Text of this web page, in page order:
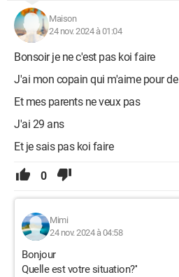
Maison
24 nov. 2024 à 01:04
Bonsoir je ne c'est pas koi faire
J'ai mon copain qui m'aime pour
Et mes parents ne veux pas
J'ai 29 ans
Et je sais pas koi faire
0
Mimi
24 nov. 2024 à 04:58
Bonjour
Quelle est votre situation?''